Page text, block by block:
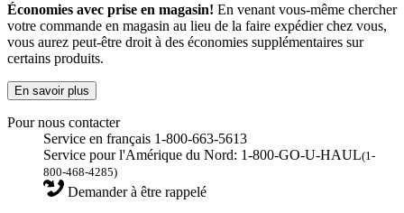
Économies avec prise en magasin! En venant vous-même chercher
votre commande en magasin au lieu de la faire expédier chez vous,
vous aurez peut-être droit à des économies supplémentaires sur
certains produits.
En savoir plus
Pour nous contacter
Service en français 1-800-663-5613
Service pour l'Amérique du Nord: 1-800-GO-U-HAUL(1-
800-468-4285)
Demander à être rappelé